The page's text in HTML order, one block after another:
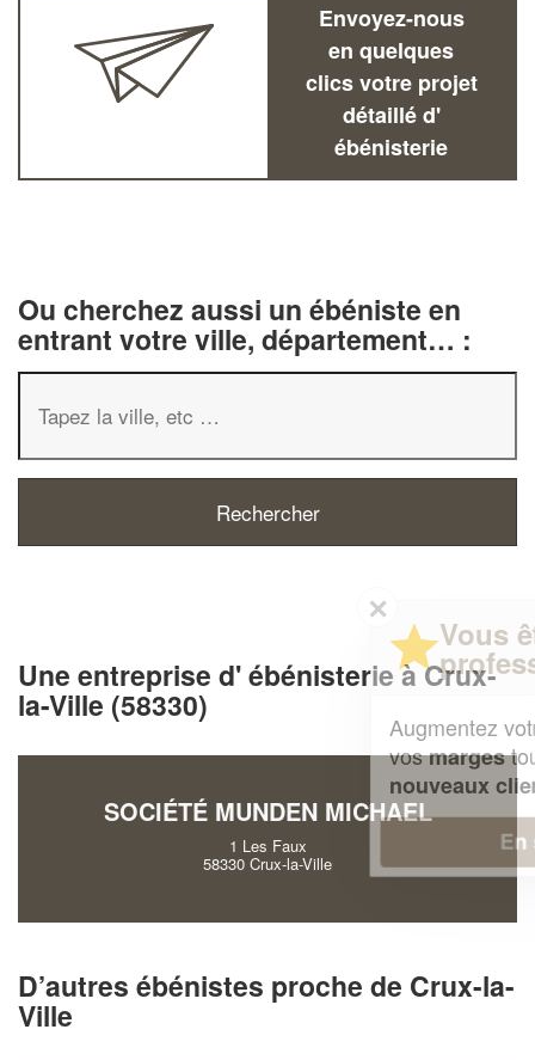
Envoyez-nous
en quelques
clics votre projet
détaillé d'
ébénisterie
Ou cherchez aussi un ébéniste en
entrant votre ville, département… :
Une entreprise d' ébénisterie à Crux-
la-Ville (58330)
SOCIÉTÉ MUNDEN MICHAEL
1 Les Faux
58330 Crux-la-Ville
D’autres ébénistes proche de Crux-la-
Ville
professionnel ?
Augmentez votre chiffre d'affaireset
vosmargestout en gagnant de
En savoir plus